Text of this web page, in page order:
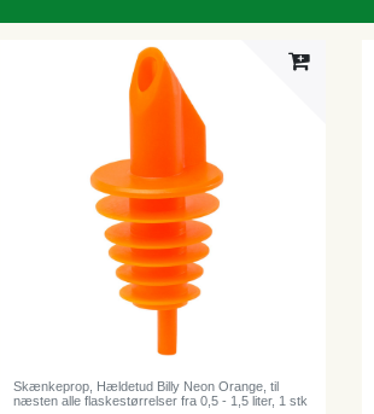
Skænkeprop, Hældetud Billy Neon Orange, til
næsten alle flaskestørrelser fra 0,5 - 1,5 liter, 1 stk